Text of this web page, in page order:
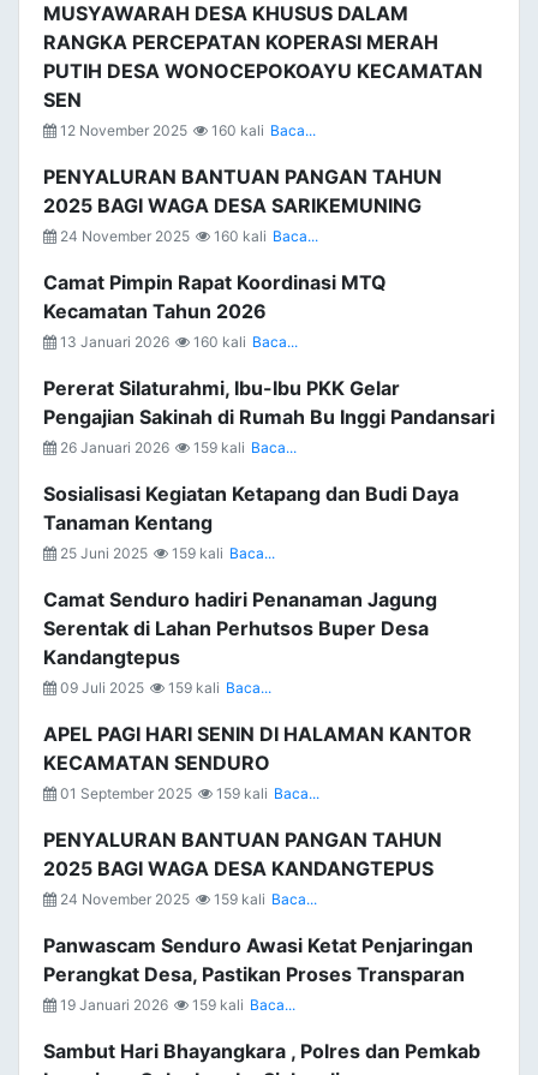
MUSYAWARAH DESA KHUSUS DALAM
RANGKA PERCEPATAN KOPERASI MERAH
PUTIH DESA WONOCEPOKOAYU KECAMATAN
SEN
12 November 2025 160 kali Baca...
PENYALURAN BANTUAN PANGAN TAHUN
2025 BAGI WAGA DESA SARIKEMUNING
24 November 2025 160 kali Baca...
Camat Pimpin Rapat Koordinasi MTQ
Kecamatan Tahun 2026
13 Januari 2026 160 kali Baca...
Pererat Silaturahmi, Ibu-Ibu PKK Gelar
Pengajian Sakinah di Rumah Bu Inggi Pandansari
26 Januari 2026 159 kali Baca...
Sosialisasi Kegiatan Ketapang dan Budi Daya
Tanaman Kentang
25 Juni 2025 159 kali Baca...
Camat Senduro hadiri Penanaman Jagung
Serentak di Lahan Perhutsos Buper Desa
Kandangtepus
09 Juli 2025 159 kali Baca...
APEL PAGI HARI SENIN DI HALAMAN KANTOR
KECAMATAN SENDURO
01 September 2025 159 kali Baca...
PENYALURAN BANTUAN PANGAN TAHUN
2025 BAGI WAGA DESA KANDANGTEPUS
24 November 2025 159 kali Baca...
Panwascam Senduro Awasi Ketat Penjaringan
Perangkat Desa, Pastikan Proses Transparan
19 Januari 2026 159 kali Baca...
Sambut Hari Bhayangkara , Polres dan Pemkab